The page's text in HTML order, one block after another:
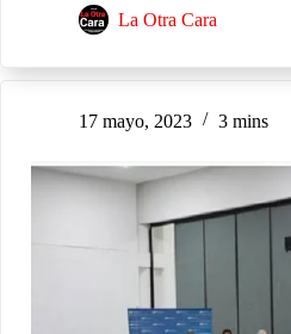
La Otra Cara
17 mayo, 2023 3 mins